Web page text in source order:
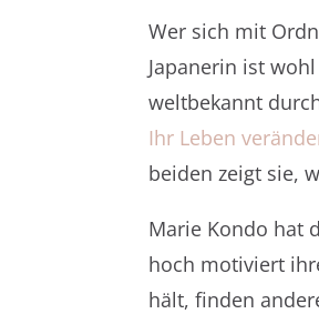
Wer sich mit
Japanerin ist
weltbekannt
Ihr Leben
beiden zeigt sie,
Marie Kondo hat
hoch motiviert
hält, finden